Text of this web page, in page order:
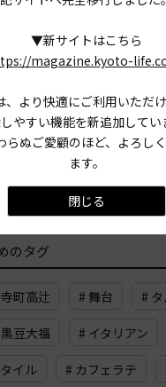
記事TOPに戻る
市上京区 京都市左京区
都市山科区 京都市下京区
京都市伏見区
長岡京市 八幡市
のタグ
町高辻 # 舞台 #
豆大福 # イタリアン
イル # カフェラテ
▼新サイトはこちら
magazine.kyoto-
、より快適にご利用いただ
やすい機能を新追加してい
らぬご愛顧のほど、よろし
ます。
閉じる